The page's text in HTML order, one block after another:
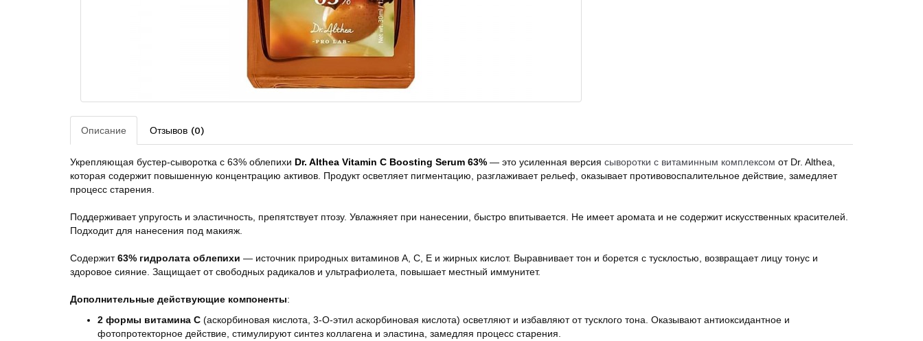
Описание Отзывов (0)
Укрепляющая бустер-сыворотка с 63% облепихи Dr. Althea Vitamin C Boosting Serum 63% — это усиленная версия сыворотки с витаминным комплексом от Dr. Althea,
которая содержит повышенную концентрацию активов. Продукт осветляет пигментацию, разглаживает рельеф, оказывает противовоспалительное действие, замедляет
процесс старения.
Поддерживает упругость и эластичность, препятствует птозу. Увлажняет при нанесении, быстро впитывается. Не имеет аромата и не содержит искусственных красителей.
Подходит для нанесения под макияж.
Содержит63% гидролата облепихи — источник природных витаминов A, C, E и жирных кислот. Выравнивает тон и борется с тусклостью, возвращает лицу тонус и
здоровое сияние. Защищает от свободных радикалов и ультрафиолета, повышает местный иммунитет.
Дополнительные действующие компоненты:
2 формы витамина C (аскорбиновая кислота, 3-О-этил аскорбиновая кислота) осветляют и избавляют от тусклого тона. Оказывают антиоксидантное и
фотопротекторное действие, стимулируют синтез коллагена и эластина, замедляя процесс старения.